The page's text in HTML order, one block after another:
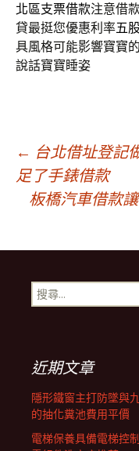
北區支票借款注意借
貸最挺您優惠利率五
具風格可能影響寶寶
說話寶寶睡姿
文
章
導
覽
列
← 台北借址登記
足了手錶借款
板橋汽車借款
搜
尋
近期文章
隱形鐵窗主打防墜與
的抽化糞池費用平價
電梯保養具備電梯控